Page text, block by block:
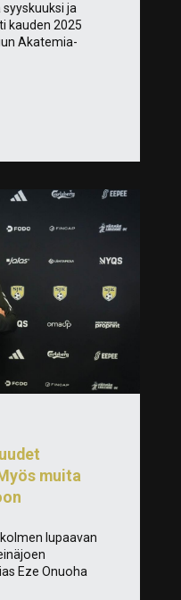
ja
kauden 2025
Akatemia-
muita
lupaavan
Eze Onuoha